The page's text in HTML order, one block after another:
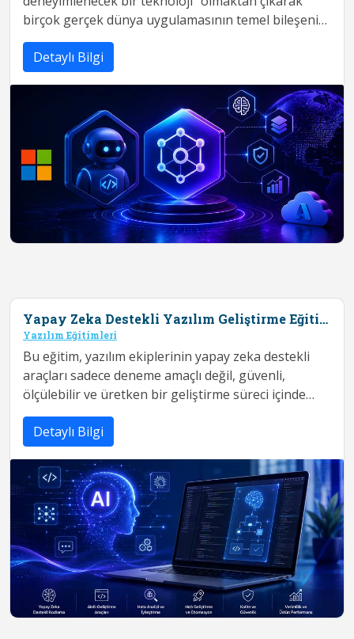
birçok gerçek dünya uygulamasının temel bileşeni
haline geldi. Buna rağmen birçok ekip, LLM API...
Detaylı Bilgi
Yapay Zeka Destekli Yazılım Geliştirme Eğitimi
Yazılım Eğitimleri
Bu eğitim, yazılım ekiplerinin yapay zeka destekli
araçları sadece deneme amaçlı değil, güvenli,
ölçülebilir ve üretken bir geliştirme süreci içinde
Detaylı Bilgi